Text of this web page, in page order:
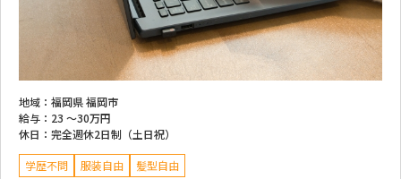
地域： 福岡県 福岡市
給与： 23 ～30万円
休日： 完全週休2日制（土日祝）
学歴不問 服装自由 髪型自由